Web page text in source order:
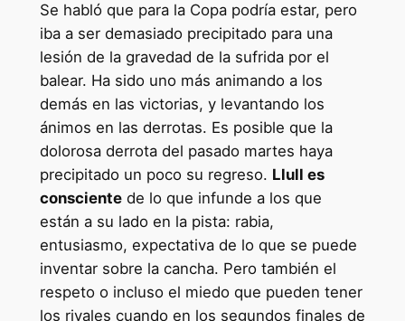
Se habló que para la Copa podría estar, pero
iba a ser demasiado precipitado para una
lesión de la gravedad de la sufrida por el
balear. Ha sido uno más animando a los
demás en las victorias, y levantando los
ánimos en las derrotas. Es posible que la
dolorosa derrota del pasado martes haya
precipitado un poco su regreso. Llull es
conscientede lo que infunde a los que
están a su lado en la pista: rabia,
entusiasmo, expectativa de lo que se puede
inventar sobre la cancha. Pero también el
respeto o incluso el miedo que pueden tener
los rivales cuando en los segundos finales de